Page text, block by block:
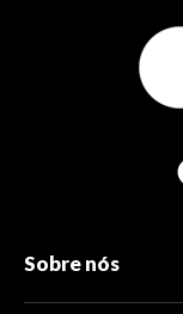
Sobre nós